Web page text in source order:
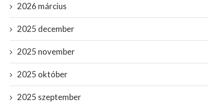
2026 március
2025 december
2025 november
2025 október
2025 szeptember